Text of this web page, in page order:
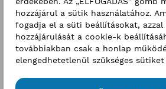
10 11 12 13
17 18 19 20
24 25 26 27
hozzájárul a sütik használatához.
fogadja el a süti beállításokat, azzal
hozzájárulását a cookie-k
továbbiakban csak a honlap
elengedhetetlenül szükséges